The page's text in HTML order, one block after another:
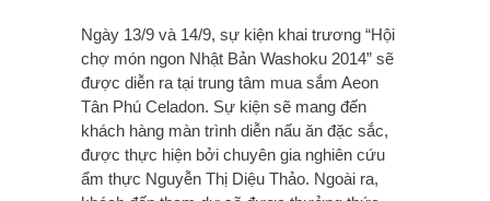
Ngày 13/9 và 14/9, sự kiện khai trương “Hội
chợ món ngon Nhật Bản Washoku 2014” sẽ
được diễn ra tại trung tâm mua sắm Aeon
Tân Phú Celadon. Sự kiện sẽ mang đến
khách hàng màn trình diễn nấu ăn đặc sắc,
được thực hiện bởi chuyên gia nghiên cứu
ẩm thực Nguyễn Thị Diệu Thảo. Ngoài ra,